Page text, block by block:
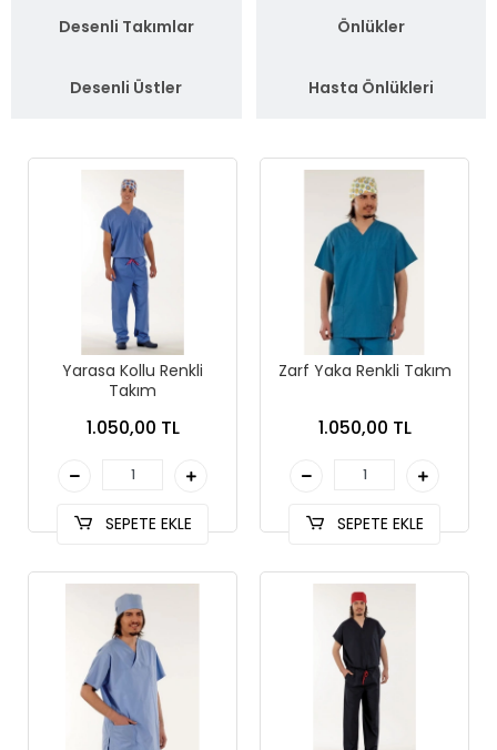
Desenli Takımlar
Desenli Üstler
Önlükler
Hasta Önlükleri
Yarasa Kollu Renkli
Takım
1.050,00 TL
SEPETE EKLE
Zarf Yaka Renkli Takım
1.050,00 TL
SEPETE EKLE